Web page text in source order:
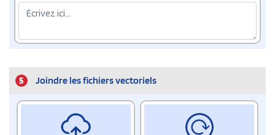
5 Joindre les fichiers vectoriels